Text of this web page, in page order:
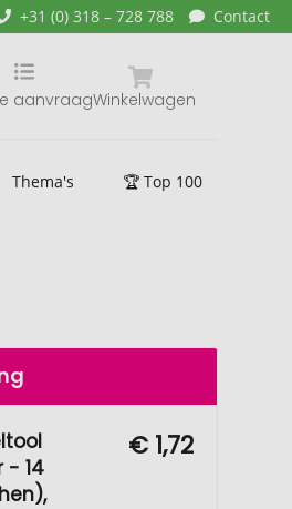
+31 (0) 318 – 728 788 Contact
Winkelwagen
aanvraag
Thema's 🏆 Top 100
- 14
€ 1,72